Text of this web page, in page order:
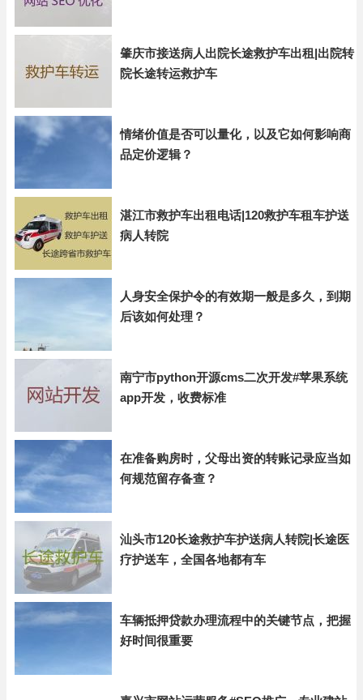
肇庆市接送病人出院长途救护车出租|出院转
院长途转运救护车
情绪价值是否可以量化，以及它如何影响商
品定价逻辑？
湛江市救护车出租电话|120救护车租车护送
病人转院
人身安全保护令的有效期一般是多久，到期
后该如何处理？
南宁市python开源cms二次开发#苹果系统
app开发，收费标准
在准备购房时，父母出资的转账记录应当如
何规范留存备查？
汕头市120长途救护车护送病人转院|长途医
疗护送车，全国各地都有车
车辆抵押贷款办理流程中的关键节点，把握
好时间很重要